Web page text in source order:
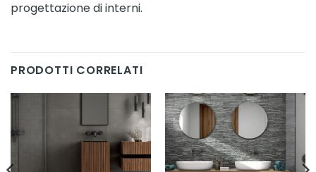
progettazione di interni.
PRODOTTI CORRELATI